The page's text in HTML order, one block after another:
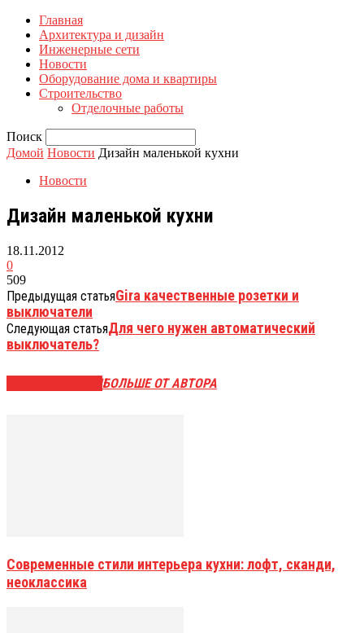
Главная
Архитектура и дизайн
Инженерные сети
Новости
Оборудование дома и квартиры
Строительство
Отделочные работы
Поиск
Домой Новости Дизайн маленькой кухни
Новости
Дизайн маленькой кухни
18.11.2012
0
509
Предыдущая статьяGira качественные розетки и
выключатели
Следующая статьяДля чего нужен автоматический
выключатель?
БОЛЬШЕ ОТ АВТОРА
Современные стили интерьера кухни: лофт, сканди,
неоклассика